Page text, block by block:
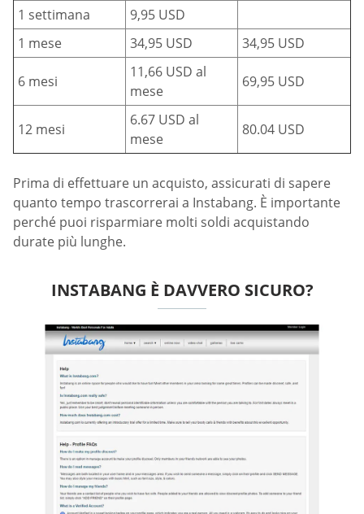
1 settimana
9,95 USD
1 mese
34,95 USD 34,95 USD
6 mesi
11,66 USD al
mese
69,95 USD
12 mesi
6.67 USD al
mese
80.04 USD
Prima di effettuare un acquisto, assicurati di sapere
quanto tempo trascorrerai a Instabang. È importante
perché puoi risparmiare molti soldi acquistando
durate più lunghe.
INSTABANG È DAVVERO SICURO?